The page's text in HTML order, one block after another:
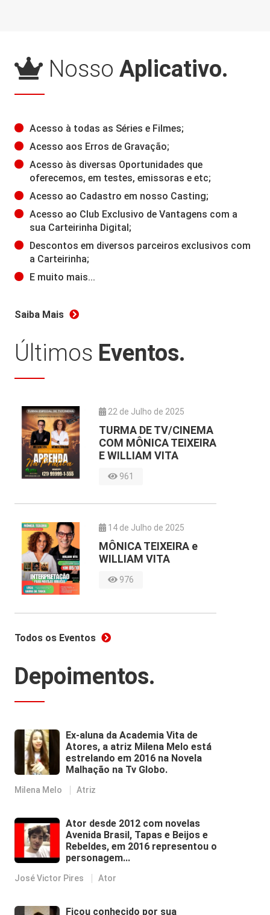
Nosso Aplicativo.
Acesso à todas as Séries e Filmes;
Acesso aos Erros de Gravação;
Acesso às diversas Oportunidades que
oferecemos, em testes, emissoras e etc;
Acesso ao Cadastro em nosso Casting;
Acesso ao Club Exclusivo de Vantagens com a
sua Carteirinha Digital;
Descontos em diversos parceiros exclusivos com
a Carteirinha;
E muito mais...
Saiba Mais
Últimos Eventos.
22 de Julho de 2025
TURMA DE TV/CINEMA
COM MÔNICA TEIXEIRA
E WILLIAM VITA
961
14 de Julho de 2025
MÔNICA TEIXEIRA e
WILLIAM VITA
976
Todos os Eventos
Depoimentos.
Ex-aluna da Academia Vita de
Atores, a atriz Milena Melo está
estrelando em 2016 na Novela
Malhação na Tv Globo.
Milena Melo Atriz
Ator desde 2012 com novelas
Avenida Brasil, Tapas e Beijos e
Rebeldes, em 2016 representou o
personagem...
José Victor Pires Ator
Ficou conhecido por sua